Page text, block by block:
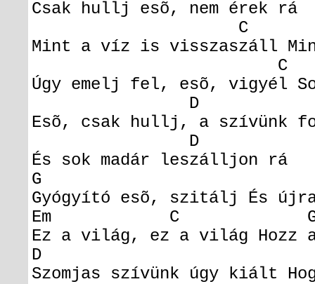
Csak hullj esõ, nem érek
C
Mint a víz is visszaszáll
C
Úgy emelj fel, esõ, vigyél
D
Esõ, csak hullj, a szívünk
D
És sok madár leszálljon
G
Gyógyító esõ, szitálj És
Em C
Ez a világ, ez a világ Hozz
D
Szomjas szívünk úgy kiált